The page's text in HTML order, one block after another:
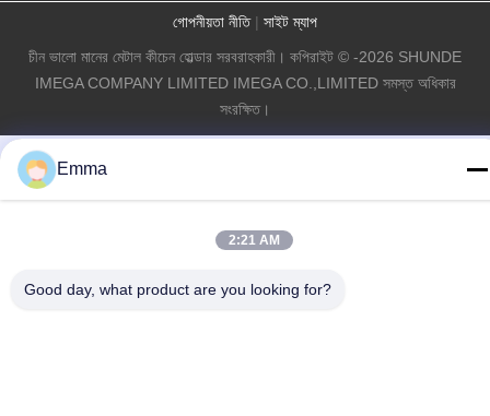
গোপনীয়তা নীতি| সাইট ম্যাপ
চীন ভালো মানের মেটাল কীচেন হোল্ডার সরবরাহকারী। কপিরাইট © -2026 SHUNDE
IMEGA COMPANY LIMITED IMEGA CO.,LIMITED সমস্ত অধিকার
সংরক্ষিত।
Emma
2:21 AM
Good day, what product are you looking for?